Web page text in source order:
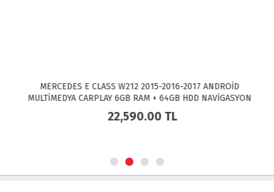
MERCEDES E CLASS W212 2015-2016-2017 ANDROİD
MULTİMEDYA CARPLAY 6GB RAM + 64GB HDD NAVİGASYON
EKRAN BS-NG45
22,590.00TL